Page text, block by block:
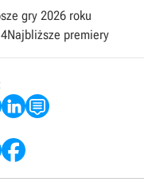
gry 2026 roku
Najbliższe premiery